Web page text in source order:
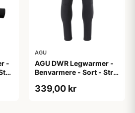
-
AGU
AGU DWR Legwarmer -
Benvarmere - Sort - Str.
339,00 kr